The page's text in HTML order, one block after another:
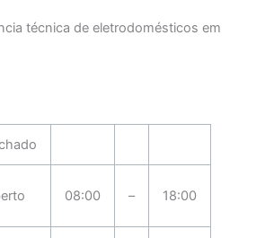
técnica de eletrodomésticos em
08:00 – 18:00